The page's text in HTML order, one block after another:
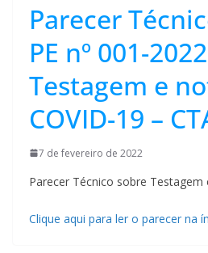
Parecer
PE nº 001-
Testagem e
COVID-19 –
7 de fevereiro de 2022
Parecer Técnico sobre Testagem
Clique aqui para ler o parecer na